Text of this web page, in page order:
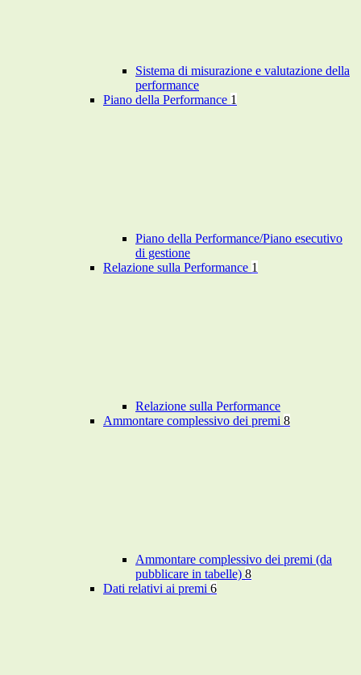
Sistema di misurazione e valutazione della
performance
Piano della Performance 1
Piano della Performance/Piano esecutivo
di gestione
Relazione sulla Performance 1
Relazione sulla Performance
Ammontare complessivo dei premi 8
Ammontare complessivo dei premi (da
pubblicare in tabelle) 8
Dati relativi ai premi 6